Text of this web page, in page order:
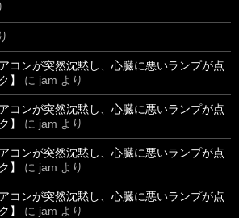
コンが突然沈黙し、心臓に悪いランプが点
】
に jam より
コンが突然沈黙し、心臓に悪いランプが点
】
に jam より
コンが突然沈黙し、心臓に悪いランプが点
】
に jam より
コンが突然沈黙し、心臓に悪いランプが点
】
に jam より